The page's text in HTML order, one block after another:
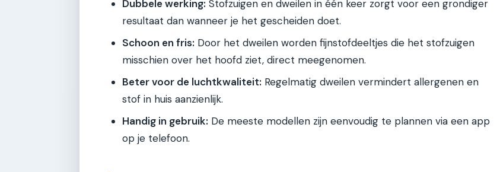
Dubbele werking: Stofzuigen en dweilen in één keer zorgt voor een grondiger
resultaat dan wanneer je het gescheiden doet.
Schoon en fris: Door het dweilen worden fijnstofdeeltjes die het stofzuigen
misschien over het hoofd ziet, direct meegenomen.
Beter voor de luchtkwaliteit: Regelmatig dweilen vermindert allergenen en
stof in huis aanzienlijk.
Handig in gebruik: De meeste modellen zijn eenvoudig te plannen via een app
op je telefoon.